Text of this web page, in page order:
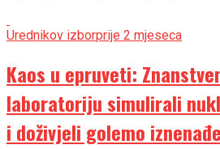
Urednikov izborprije 2 mjeseca
Kaos u epruveti:
laboratoriju simulirali
i doživjeli golemo